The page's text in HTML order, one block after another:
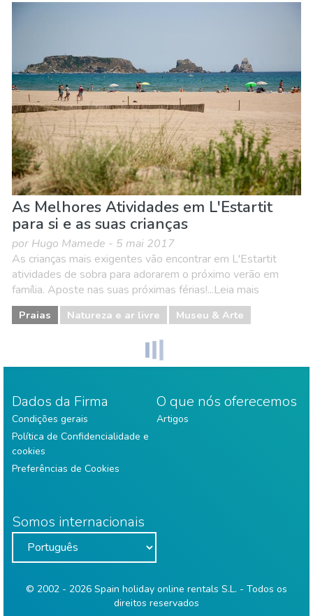
As Melhores Atividades em L'Estartit
para si e as suas crianças
por Hugo Mamede - 5 mai 2017
As crianças mais exigentes vão encontrar em L'Estartit
atividades de sobra para adorarem o próximo verão em
família. Aposte nas suas próximas férias!...Leia mais
Praias Natureza e ar livre Museu & Arte
Dados da Firma
Condições gerais
Política de Confidencialidade e
cookies
Preferências de Cookies
O que nós oferecemos
Artigos
Somos internacionais
© 2002 - 2026 Spain holiday online rentals S.L. - Todos os
direitos reservados